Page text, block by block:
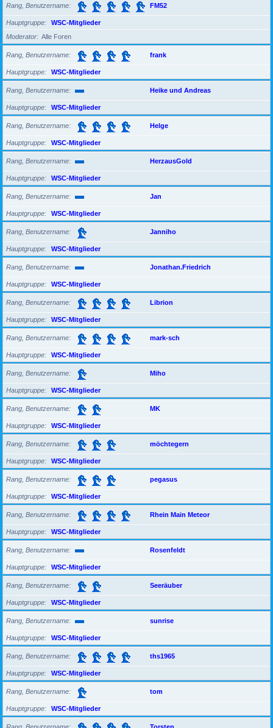
Rang, Benutzername FM52
Hauptgruppe
WSC-Mitglieder
Moderator
Alle Foren
Rang, Benutzername frank
Hauptgruppe WSC-Mitglieder
Rang, Benutzername Heike und Andreas
Hauptgruppe WSC-Mitglieder
Rang, Benutzername Helge
Hauptgruppe WSC-Mitglieder
Rang, Benutzername HerzausGold
Hauptgruppe WSC-Mitglieder
Rang, Benutzername Jan
Hauptgruppe WSC-Mitglieder
Rang, Benutzername Janniho
Hauptgruppe WSC-Mitglieder
Rang, Benutzername Jonathan.Friedrich
Hauptgruppe WSC-Mitglieder
Rang, Benutzername Librion
Hauptgruppe WSC-Mitglieder
Rang, Benutzername mark-sch
Hauptgruppe WSC-Mitglieder
Rang, Benutzername Miho
Hauptgruppe WSC-Mitglieder
Rang, Benutzername MK
Hauptgruppe WSC-Mitglieder
Rang, Benutzername möchtegern
Hauptgruppe WSC-Mitglieder
Rang, Benutzername pegasus
Hauptgruppe WSC-Mitglieder
Rang, Benutzername Rhein Main Meteor
Hauptgruppe WSC-Mitglieder
Rang, Benutzername Rosenfeldt
Hauptgruppe WSC-Mitglieder
Rang, Benutzername Seeräuber
Hauptgruppe WSC-Mitglieder
Rang, Benutzername sunrise
Hauptgruppe WSC-Mitglieder
Rang, Benutzername ths1965
Hauptgruppe WSC-Mitglieder
Rang, Benutzername tom
Hauptgruppe WSC-Mitglieder